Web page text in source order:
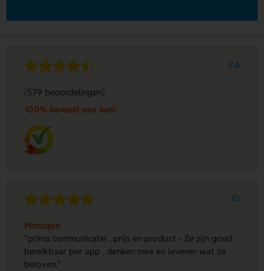
9.4
(579 beoordelingen)
100% beveelt ons aan!
10
Monique
"prima communicatie , prijs en product - Ze zijn goed
bereikbaar per app , denken mee en leveren wat ze
beloven."